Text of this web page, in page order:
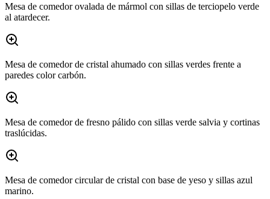
Mesa de comedor ovalada de mármol con sillas de terciopelo verde
al atardecer.
Mesa de comedor de cristal ahumado con sillas verdes frente a
paredes color carbón.
Mesa de comedor de fresno pálido con sillas verde salvia y cortinas
traslúcidas.
Mesa de comedor circular de cristal con base de yeso y sillas azul
marino.